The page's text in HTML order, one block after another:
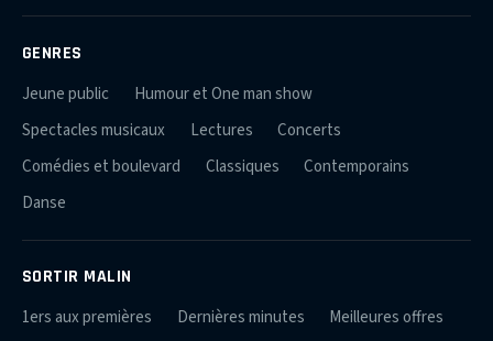
GENRES
Jeune public
Humour et One man show
Spectacles musicaux
Lectures
Concerts
Comédies et boulevard
Classiques
Contemporains
Danse
SORTIR MALIN
1ers aux premières Dernières minutes
Meilleures offres